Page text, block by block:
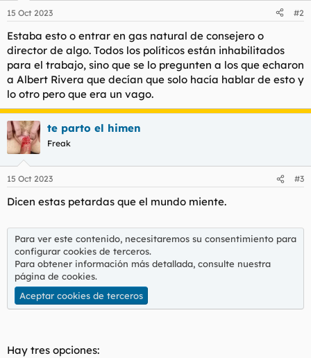
e
:
15 Oct 2023 #2
Estaba esto o entrar en gas natural de consejero o
director de algo. Todos los políticos están inhabilitados
para el trabajo, sino que se lo pregunten a los que echaron
a Albert Rivera que decían que solo hacía hablar de esto y
lo otro pero que era un vago.
te parto el himen
Freak
15 Oct 2023 #3
Dicen estas petardas que el mundo miente.
Para ver este contenido, necesitaremos su consentimiento para
configurar cookies de terceros.
Para obtener información más detallada, consulte nuestra
página de cookies.
Aceptar cookies de terceros
Hay tres opciones: